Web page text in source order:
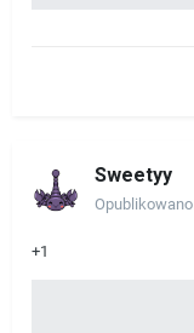
Sweetyy
Opublikowano
+1